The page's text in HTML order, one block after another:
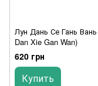
Лун Дань Се Гань
Dan Xie Gan Wan)
620 грн
Купить